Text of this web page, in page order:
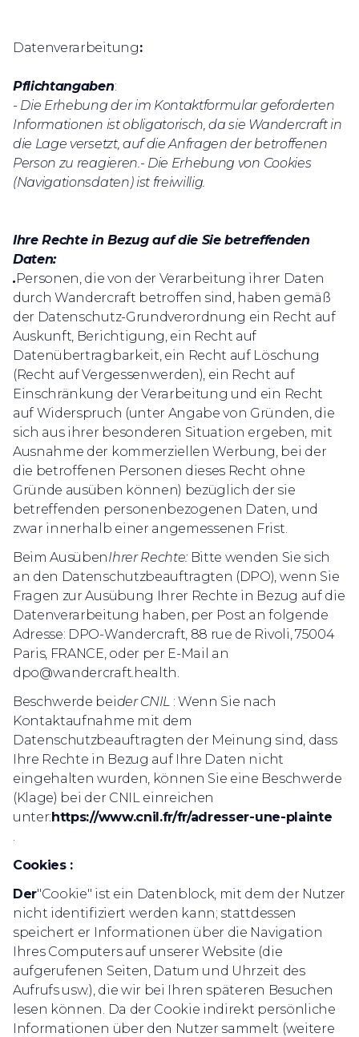
Datenverarbeitung:
Pflichtangaben:
- Die Erhebung der im Kontaktformular geforderten
Informationen ist obligatorisch, da sie Wandercraft in
die Lage versetzt, auf die Anfragen der betroffenen
Person zu reagieren.- Die Erhebung von Cookies
(Navigationsdaten) ist freiwillig.
Ihre Rechte in Bezug auf die Sie betreffenden
Daten:
‍.Personen, die von der Verarbeitung ihrer Daten
durch Wandercraft betroffen sind, haben gemäß
der Datenschutz-Grundverordnung ein Recht auf
Auskunft, Berichtigung, ein Recht auf
Datenübertragbarkeit, ein Recht auf Löschung
(Recht auf Vergessenwerden), ein Recht auf
Einschränkung der Verarbeitung und ein Recht
auf Widerspruch (unter Angabe von Gründen, die
sich aus ihrer besonderen Situation ergeben, mit
Ausnahme der kommerziellen Werbung, bei der
die betroffenen Personen dieses Recht ohne
Gründe ausüben können) bezüglich der sie
betreffenden personenbezogenen Daten, und
zwar innerhalb einer angemessenen Frist.
‍Beim AusübenIhrer Rechte: Bitte wenden Sie sich
an den Datenschutzbeauftragten (DPO), wenn Sie
Fragen zur Ausübung Ihrer Rechte in Bezug auf die
Datenverarbeitung haben, per Post an folgende
Adresse: DPO-Wandercraft, 88 rue de Rivoli, 75004
Paris, FRANCE, oder per E-Mail an
dpo@wandercraft.health.
‍Beschwerde beider CNIL : Wenn Sie nach
Kontaktaufnahme mit dem
Datenschutzbeauftragten der Meinung sind, dass
Ihre Rechte in Bezug auf Ihre Daten nicht
eingehalten wurden, können Sie eine Beschwerde
(Klage) bei der CNIL einreichen
unter:https://www.cnil.fr/fr/adresser-une-plainte
‍.
Cookies :
Der"Cookie" ist ein Datenblock, mit dem der Nutzer
nicht identifiziert werden kann; stattdessen
speichert er Informationen über die Navigation
Ihres Computers auf unserer Website (die
aufgerufenen Seiten, Datum und Uhrzeit des
Aufrufs usw.), die wir bei Ihren späteren Besuchen
lesen können. Da der Cookie indirekt persönliche
Informationen über den Nutzer sammelt (weitere